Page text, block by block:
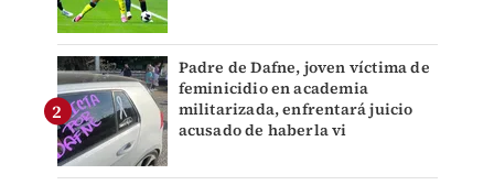
Padre de Dafne, joven víctima de
feminicidio en academia
militarizada, enfrentará juicio
acusado de haberla vi